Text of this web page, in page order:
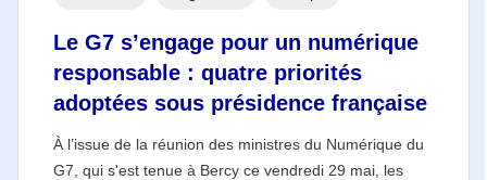
Le G7 s’engage pour un numérique
responsable : quatre priorités
adoptées sous présidence française
À l’issue de la réunion des ministres du Numérique du
G7, qui s'est tenue à Bercy ce vendredi 29 mai, les